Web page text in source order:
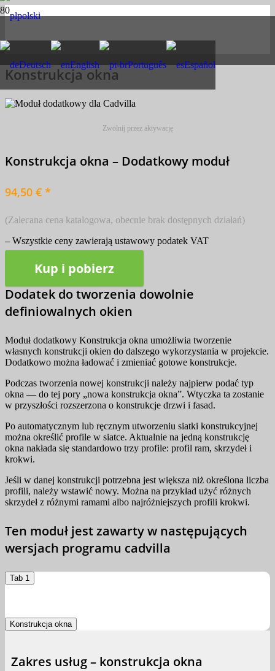
polski
Deutsch English Português Español
Konstrukcja okna
Zwolnij przez aktywację
Konstrukcja okna – Dodatkowy moduł
94,50 € *
(Zalecana cena katalogowa, obecnie brak dostępnych działań)
– Wszystkie ceny zawierają ustawowy podatek VAT
Kup i pobierz
Dodatek do tworzenia dowolnie
definiowalnych okien
Moduł dodatkowy Konstrukcja okna umożliwia tworzenie
własnych konstrukcji okien do dalszego wykorzystania w projekcie.
Dodatkowo można ładować i zmieniać gotowe konstrukcje.
Podczas tworzenia nowej konstrukcji należy najpierw podać typ
okna — do tej pory „nowa konstrukcja okna”. Wtyczka ta zostanie
w przyszłości rozszerzona o konstrukcje drzwi i fasad.
Po automatycznym lub ręcznym utworzeniu siatki konstrukcyjnej
można określić profile w siatce. Aktualnie na jedną konstrukcję
okna nakłada się standardowo trzy profile: profil ram, skrzydeł i
krokwi.
Jeśli w danej konstrukcji potrzebna jest większa niż określona liczba
profili, należy wstawić nowy. Można na przykład użyć różnych
skrzydeł z różnymi ramami albo najróżniejszych profili krokwi.
Ten moduł jest zawarty w następujących
wersjach programu cadvilla
Tab 1
Konstrukcja okna
Zakres usług – konstrukcja okna